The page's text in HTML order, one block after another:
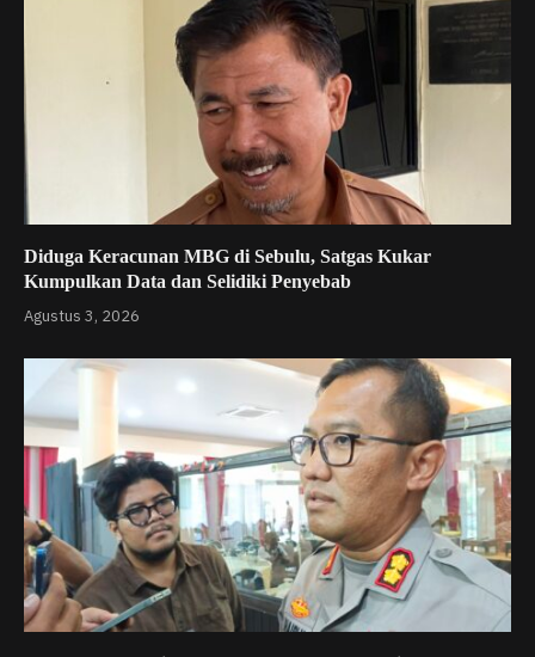
Diduga Keracunan MBG di Sebulu, Satgas Kukar
Kumpulkan Data dan Selidiki Penyebab
Agustus 3, 2026